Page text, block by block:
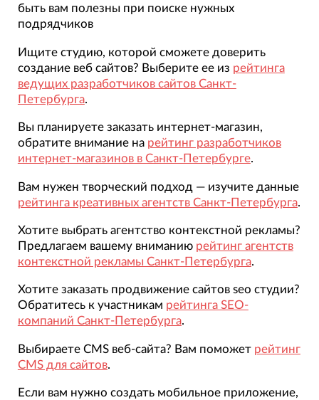
быть вам полезны при поиске нужных
подрядчиков
Ищите студию, которой сможете доверить
создание веб сайтов? Выберите ее из рейтинга
ведущих разработчиков сайтов Санкт-
Петербурга.
Вы планируете заказать интернет-магазин,
обратите внимание на рейтинг разработчиков
интернет-магазинов в Санкт-Петербурге.
Вам нужен творческий подход — изучите данные
рейтинга креативных агентств Санкт-Петербурга.
Хотите выбрать агентство контекстной рекламы?
Предлагаем вашему вниманию рейтинг агентств
контекстной рекламы Санкт-Петербурга.
Хотите заказать продвижение сайтов seo студии?
Обратитесь к участникам рейтинга SEO-
компаний Санкт-Петербурга.
Выбираете CMS веб-сайта? Вам поможет рейтинг
CMS для сайтов.
Если вам нужно создать мобильное приложение,